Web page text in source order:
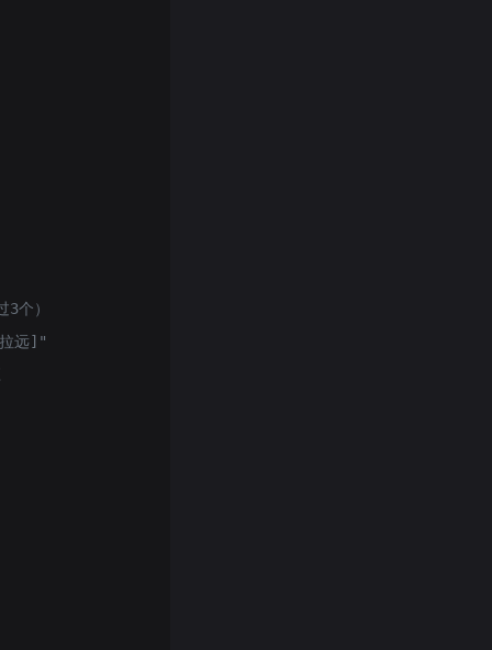
个）
远]"